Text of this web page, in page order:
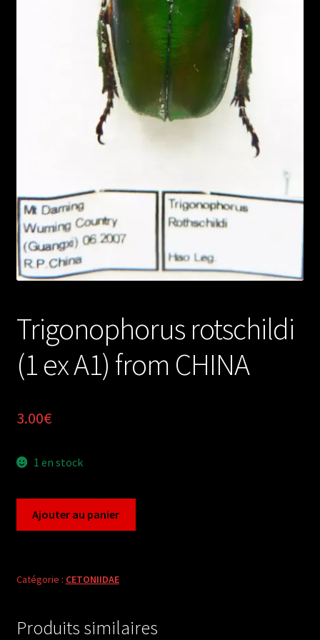
Trigonophorus rotschildi
(1 ex A1) from CHINA
3.00€
1 en stock
(1
from
Ajouter au panier
Catégorie : CETONIIDAE
Produits similaires